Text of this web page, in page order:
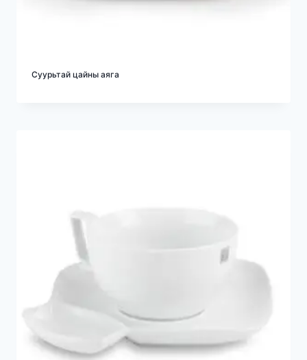
Суурьтай цайны аяга